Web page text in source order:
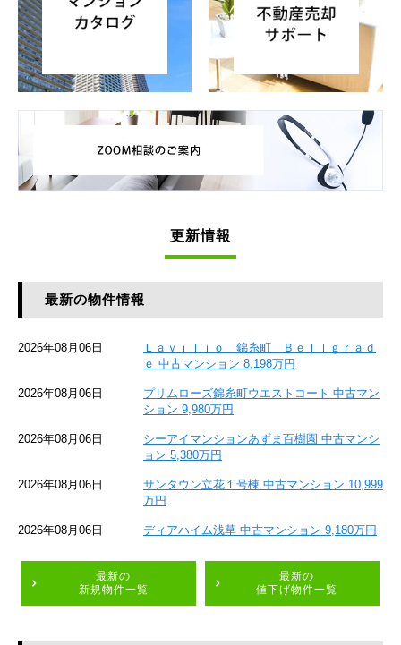
更新情報
最新の物件情報
2026年08月06日
Ｌａｖｉｌｉｏ 錦糸町 Ｂｅｌｌｇｒａｄ
ｅ 中古マンション 8,198万円
2026年08月06日
プリムローズ錦糸町ウエストコート 中古マン
ション 9,980万円
2026年08月06日
シーアイマンションあずま百樹園 中古マンシ
ョン 5,380万円
2026年08月06日
サンタウン立花１号棟 中古マンション 10,999
万円
2026年08月06日 ディアハイム浅草 中古マンション 9,180万円
最新の
新規物件一覧
最新の
値下げ物件一覧